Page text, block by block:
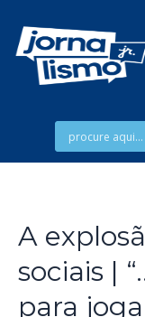
A
sociais |
para